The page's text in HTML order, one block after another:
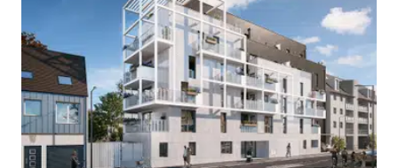
offre un cadre de vie agréable, proche de toutes
commodités, propices aux balades ainsi qu'aux
activités nautiques et culturelles.La résidence
s'articule autour de 2 bâtiments avec un cœur d'îlot
végétalisé et propose des appartements du 2 au 4
pièces, aux prestations soignées avec une diversité
d'espaces de […] Voir le programme immobilier neuf
>>